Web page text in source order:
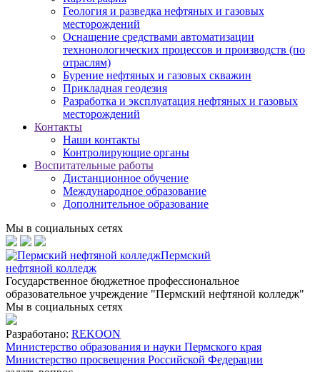
Геология и разведка нефтяных и газовых
месторождений
Оснащение средствами автоматизации
технонологических процессов и производств (по
отраслям)
Бурение нефтяных и газовых скважин
Прикладная геодезия
Разработка и эксплуатация нефтяных и газовых
месторождений
Контакты
Наши контакты
Контролирующие органы
Воспитательные работы
Дистанционное обучение
Международное образование
Дополнительное образование
Мы в социальных сетях
Пермский
нефтяной колледж
Государственное бюджетное профессиональное
образовательное учреждение "Пермский нефтяной колледж"
Мы в социальных сетях
Разработано: REKOON
Министерство образования и науки Пермского края
Министерство просвещения Российской Федерации